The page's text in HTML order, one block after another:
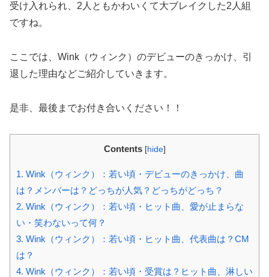
受け入れられ、2人ともかわいくて大ブレイクした2人組
ですね。
ここでは、Wink（ウィンク）のデビューのきっかけ、引
退した理由などご紹介していきます。
是非、最後までお付き合いください！！
Contents [hide]
1. Wink（ウィンク）：若い頃・デビューのきっかけ、曲
は？メンバーは？どっちが人気？どっちがどっち？
2. Wink（ウィンク）：若い頃・ヒット曲、愛が止まらな
い・笑わないって何？
3. Wink（ウィンク）：若い頃・ヒット曲、代表曲は？CM
は？
4. Wink（ウィンク）：若い頃・受賞は？ヒット曲、淋しい